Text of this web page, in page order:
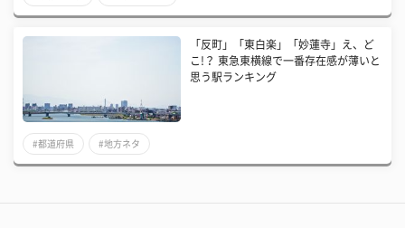
「反町」「東白楽」「妙蓮寺」え、ど
こ!？ 東急東横線で一番存在感が薄いと
思う駅ランキング
#都道府県 #地方ネタ